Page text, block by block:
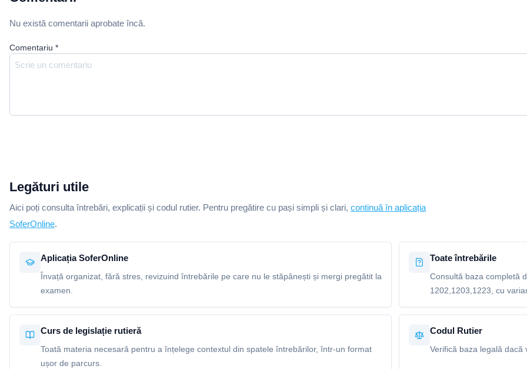
Nu există comentarii aprobate încă.
Comentariu *
Legături utile
Aici poți consulta întrebări, explicații și codul rutier. Pentru pregătire cu pași simpli și clari, continuă în aplicația
SoferOnline.
Aplicația SoferOnline
Învață organizat, fără stres, revizuind întrebările pe care nu le stăpânești și mergi pregătit la
examen.
Toate întrebările
Consultă baza completă
1202,1203,1223, cu
Curs de legislație rutieră
Toată materia necesară pentru a înțelege contextul din spatele întrebărilor, într-un format
ușor de parcurs.
Codul Rutier
Verifică baza legală dacă